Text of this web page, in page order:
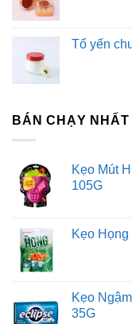
Tổ yến
BÁN CHẠY NHẤT
Kẹo Mút
105G
Kẹo
Kẹo
35G